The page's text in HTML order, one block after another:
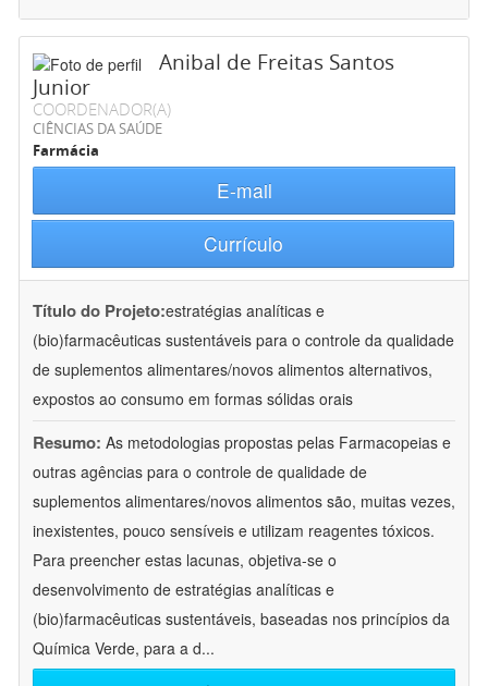
Anibal de Freitas Santos
Junior
COORDENADOR(A)
CIÊNCIAS DA SAÚDE
Farmácia
E-mail
Currículo
Título do Projeto:estratégias analíticas e
(bio)farmacêuticas sustentáveis para o controle da qualidade
de suplementos alimentares/novos alimentos alternativos,
expostos ao consumo em formas sólidas orais
Resumo: As metodologias propostas pelas Farmacopeias e
outras agências para o controle de qualidade de
suplementos alimentares/novos alimentos são, muitas vezes,
inexistentes, pouco sensíveis e utilizam reagentes tóxicos.
Para preencher estas lacunas, objetiva-se o
desenvolvimento de estratégias analíticas e
(bio)farmacêuticas sustentáveis, baseadas nos princípios da
Química Verde, para a d...